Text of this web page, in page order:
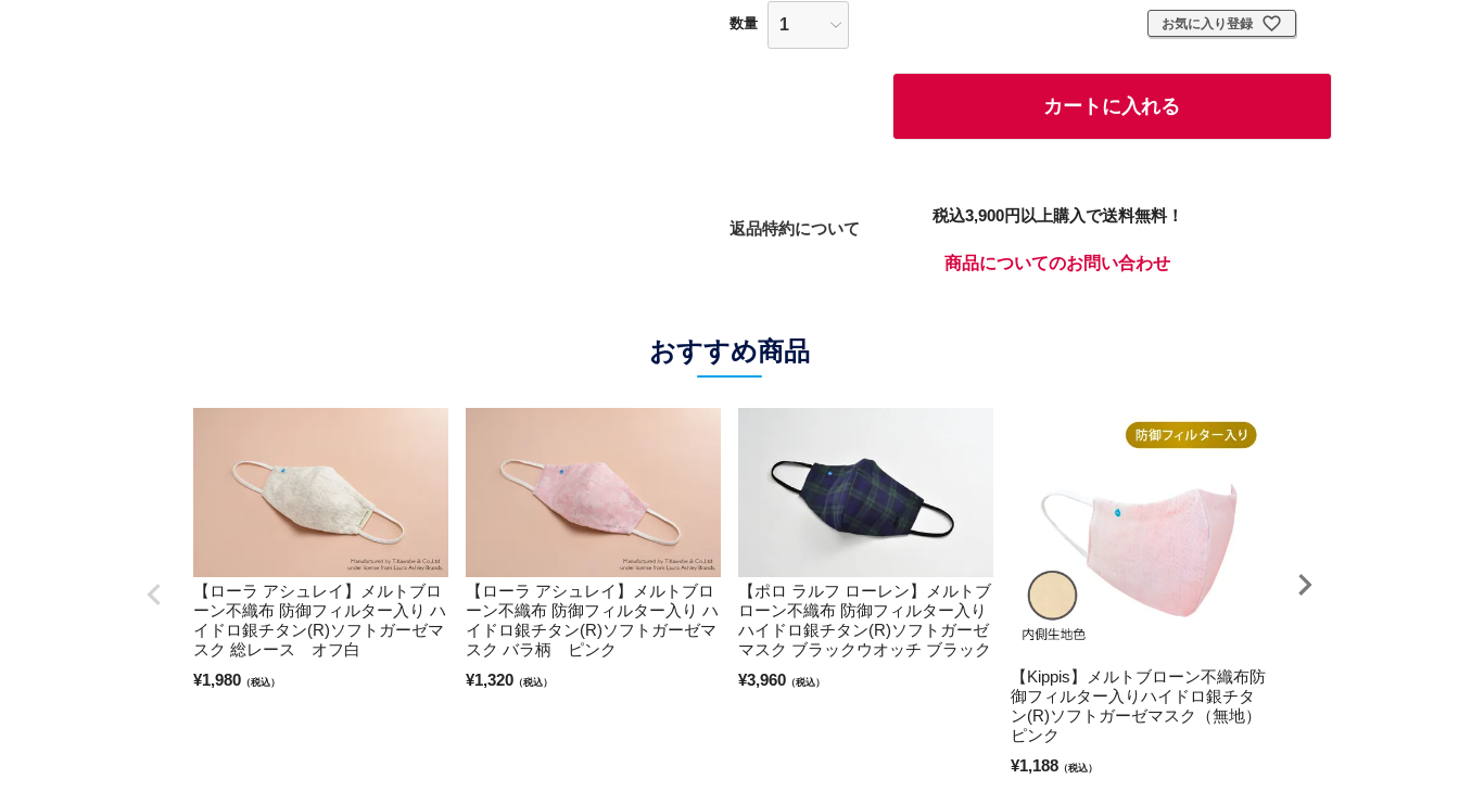
お気に入り登録
カートに入れる
税込3,900円以上購入で送料無料！
返品特約について
商品についてのお問い合わせ
おすすめ商品
【ローラ アシュレイ】メルトブロ
ーン不織布 防御フィルター入り ハ
イドロ銀チタン(R)ソフトガーゼマ
スク 総レース オフ白
¥1,980 （税込）
【ローラ アシュレイ】メルトブロ
ーン不織布 防御フィルター入り ハ
イドロ銀チタン(R)ソフトガーゼマ
スク バラ柄 ピンク
¥1,320 （税込）
【ポロ ラルフ ローレン】メルトブ
ローン不織布 防御フィルター入り
ハイドロ銀チタン(R)ソフトガーゼ
マスク ブラックウオッチ ブラック
¥3,960 （税込）
【Kippis】メルトブローン不織布防
御フィルター入りハイドロ銀チタ
ン(R)ソフトガーゼマスク（無地）
ピンク
¥1,188 （税込）
【ローラ アシュレイ】